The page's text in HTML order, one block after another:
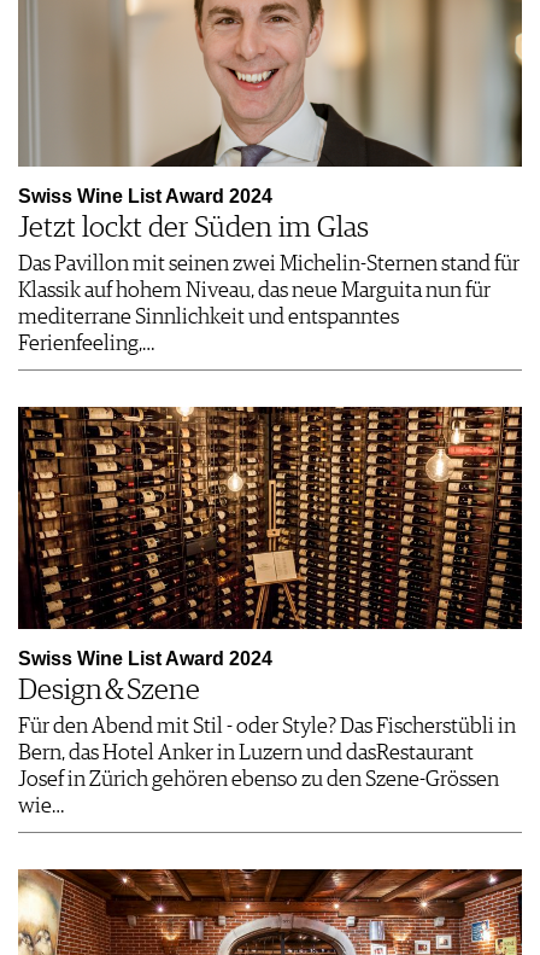
Swiss Wine List Award 2024
Jetzt lockt der Süden im Glas
Das Pavillon mit seinen zwei Michelin-Sternen stand für
Klassik auf hohem Niveau, das neue Marguita nun für
mediterrane Sinnlichkeit und entspanntes
Ferienfeeling,…
Swiss Wine List Award 2024
Design & Szene
Für den Abend mit Stil - oder Style? Das Fischerstübli in
Bern, das Hotel Anker in Luzern und dasRestaurant
Josef in Zürich gehören ebenso zu den Szene-Grössen
wie…